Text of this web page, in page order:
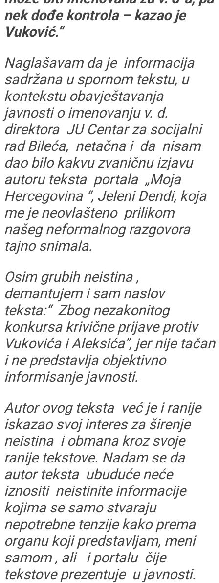
nek dođe kontrola – kazao je
Vuković.“
Naglašavam da je informacija
sadržana u spornom tekstu, u
kontekstu obavještavanja
javnosti o imenovanju v. d.
direktora JU Centar za socijalni
rad Bileća, netačna i da nisam
dao bilo kakvu zvaničnu izjavu
autoru teksta portala „Moja
Hercegovina “, Jeleni Dendi, koja
me je neovlašteno prilikom
našeg neformalnog razgovora
tajno snimala.
Osim grubih neistina ,
demantujem i sam naslov
teksta:“ Zbog nezakonitog
konkursa krivične prijave protiv
Vukovića i Aleksića”, jer nije tačan
i ne predstavlja objektivno
informisanje javnosti.
Autor ovog teksta već je i ranije
iskazao svoj interes za širenje
neistina i obmana kroz svoje
ranije tekstove. Nadam se da
autor teksta ubuduće neće
iznositi neistinite informacije
kojima se samo stvaraju
nepotrebne tenzije kako prema
organu koji predstavljam, meni
samom , ali i portalu čije
tekstove prezentuje u javnosti.